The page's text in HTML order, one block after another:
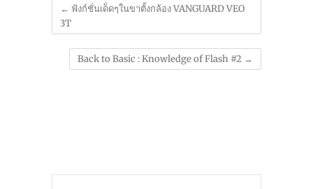
← ฟังก์ชั่นเด็ดๆในขาตั้งกล้อง VANGUARD VEO
3T
Back to Basic : Knowledge of Flash #2 →